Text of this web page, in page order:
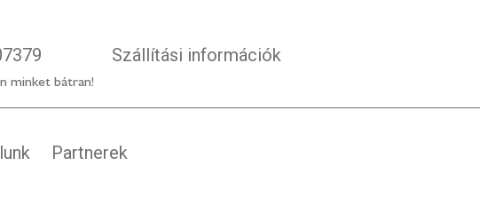
minket bátran!
Szállítási információk
Partnerek